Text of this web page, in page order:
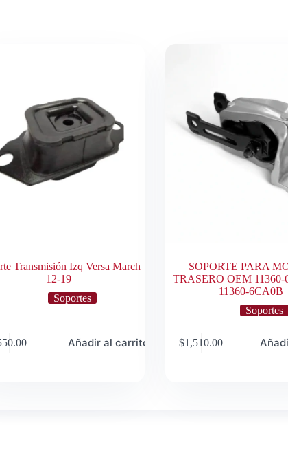
Transmisión Izq Versa March
12-19
Soportes
Añadir al carrito
SOPORTE PARA
TRASERO OEM
11360-6CA0B
Soportes
$1,510.00